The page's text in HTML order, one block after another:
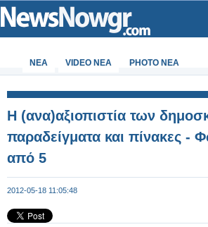
ΝΕΑ VIDEO NEA PHOTO NEA
H (ανα)αξιοπιστία των
παραδείγματα και πίνακες -
από 5
2012-05-18 11:05:48